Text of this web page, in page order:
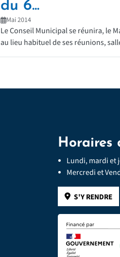
du 6...
Mai 2014
Le Conseil Municipal se réunira, le
au lieu habituel de ses réunions,
Horaires
Lundi, mardi et
Mercredi et
S'Y RENDRE